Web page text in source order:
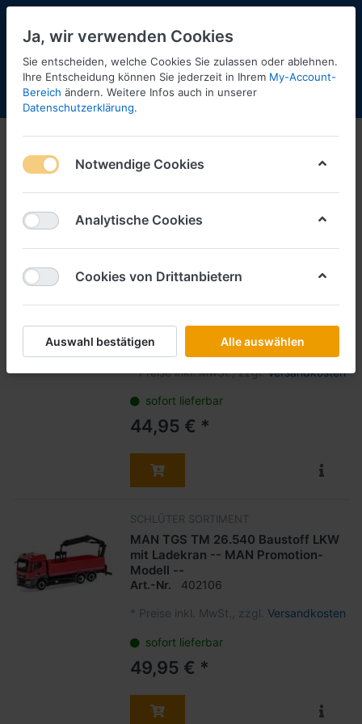
Menü Anmelden Shopaktualisierung
MAN-Promotion-Modelle
1-2 von
Filtern Sortieren
SCHLÜTER SORTIMENT
Modell --
Art.-Nr. 402105
* Preise inkl. MwSt., zzgl.Versandkosten
sofort lieferbar
44,95 € *
SCHLÜTER SORTIMENT
MAN TGS TM 26.540 Baustoff LKW
mit Ladekran -- MAN Promotion-
Modell --
Art.-Nr. 402106
* Preise inkl. MwSt., zzgl. Versandkosten
sofort lieferbar
49,95 € *
Ja, wir verwenden Cookies
Sie entscheiden, welche Cookies Sie zulassen oder ablehnen.
Ihre Entscheidung können Sie jederzeit in Ihrem My-Account-
Bereich ändern. Weitere Infos auch in unserer
Datenschutzerklärung.
Notwendige Cookies
Analytische Cookies
Cookies von Drittanbietern
Auswahl bestätigen Alle auswählen